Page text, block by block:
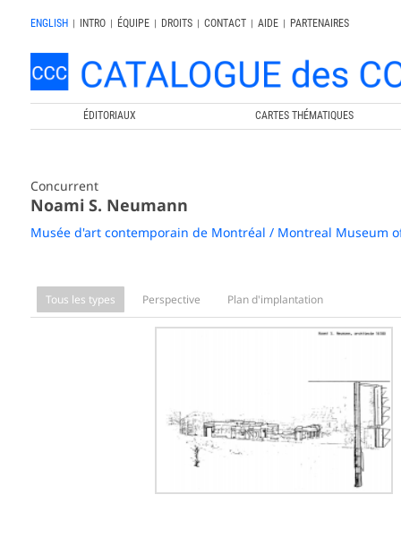
ENGLISH | INTRO | ÉQUIPE | DROITS | CONTACT | AIDE |
PARTENAIRES
ÉDITORIAUX CARTES THÉMATIQUES
Concurrent
Noami S. Neumann
Musée d'art contemporain de Montréal / Montreal Museum
Tous les types Perspective Plan d'implantation